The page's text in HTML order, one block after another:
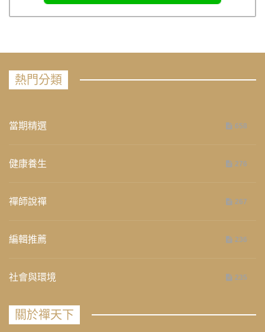
熱門分類
當期精選 658
健康養生 276
禪師說禪 267
編輯推薦 236
社會與環境 235
關於禪天下